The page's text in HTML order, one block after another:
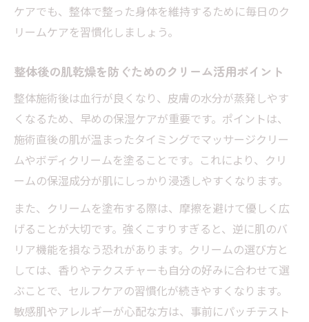
ケアでも、整体で整った身体を維持するために毎日のク
リームケアを習慣化しましょう。
整体後の肌乾燥を防ぐためのクリーム活用ポイント
整体施術後は血行が良くなり、皮膚の水分が蒸発しやす
くなるため、早めの保湿ケアが重要です。ポイントは、
施術直後の肌が温まったタイミングでマッサージクリー
ムやボディクリームを塗ることです。これにより、クリ
ームの保湿成分が肌にしっかり浸透しやすくなります。
また、クリームを塗布する際は、摩擦を避けて優しく広
げることが大切です。強くこすりすぎると、逆に肌のバ
リア機能を損なう恐れがあります。クリームの選び方と
しては、香りやテクスチャーも自分の好みに合わせて選
ぶことで、セルフケアの習慣化が続きやすくなります。
敏感肌やアレルギーが心配な方は、事前にパッチテスト